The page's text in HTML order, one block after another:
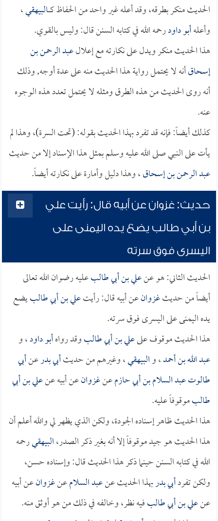
الحديث منكر بطرقه، وقد أعله غير واحد من الحفاظ كــــالبيهقي،
وأعلهأبو داودرحمه الله في كتابه السنن قال: وليس بالقوي.
هذا الحديث منكر ويدل على نكارته مع إعلالعبد الرحمن بن
إسحاقأنه لا يحتمل رواية هذا الحديث منه على عدة أوجه, وذلك
أنه روى الحديث من هذه الطرق ومثله لا يحتمل تعدد هذه الوجوه
عنه.
كذلك أيضاً: فإنه قد تفرد بهذا الحديث بقوله: (تحت السرة)، وهذا لم
يأت على النبي صلى الله عليه وسلم بمثل هذا الإسناد إلا من حديث
عبد الرحمن بن إسحاق، وهذا دليل وأمارة على نكارته أيضاً.
حديث: غزوان عن أبيه قال: رأيت علي
بن أبي طالب يضع يده اليمنى على
اليسرى فوق سرته
الحديث الثاني: هو عنعلي بن أبي طالبعليه رضوان الله تعالى
أيضاً من حديثغزوانعن أبيه قال: رأيتعلي بن أبي طالبيضع
يده اليمنى على اليسرى فوق سرته.
هذا الحديث موقوف علىعلي بن أبي طالبوقد رواهأبو داود، و
عبد الله بن أحمد، والبيهقي، وغيرهم من حديثأبي بدرعنأبي
طالوت عبد السلام بن أبي حازمعنغزوانعن أبيه عنعلي بن أبي
طالبموقوفاً عليه.
هذا الحديث ظاهر إسناده الجودة، ولكن الذي يظهر لي والله أعلم أن
هذا الحديث هو جيد موقوفاً إلا أنه بغير ذكر الصدر،البيهقيرحمه
الله في كتابه السنن حينما ذكر هذا الحديث قال: وإسناده حسن،
ولكن تفردأبي بدربهذا الحديث عنعبد السلامعنغزوانعن أبيه
عنعلي بن أبي طالبفيه نظر، وخالفه في ذلك من هو أوثق منه.